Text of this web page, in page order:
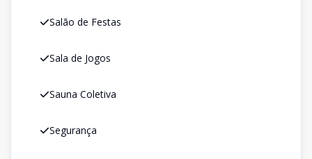
Salão de Festas
Sala de Jogos
Sauna Coletiva
Segurança